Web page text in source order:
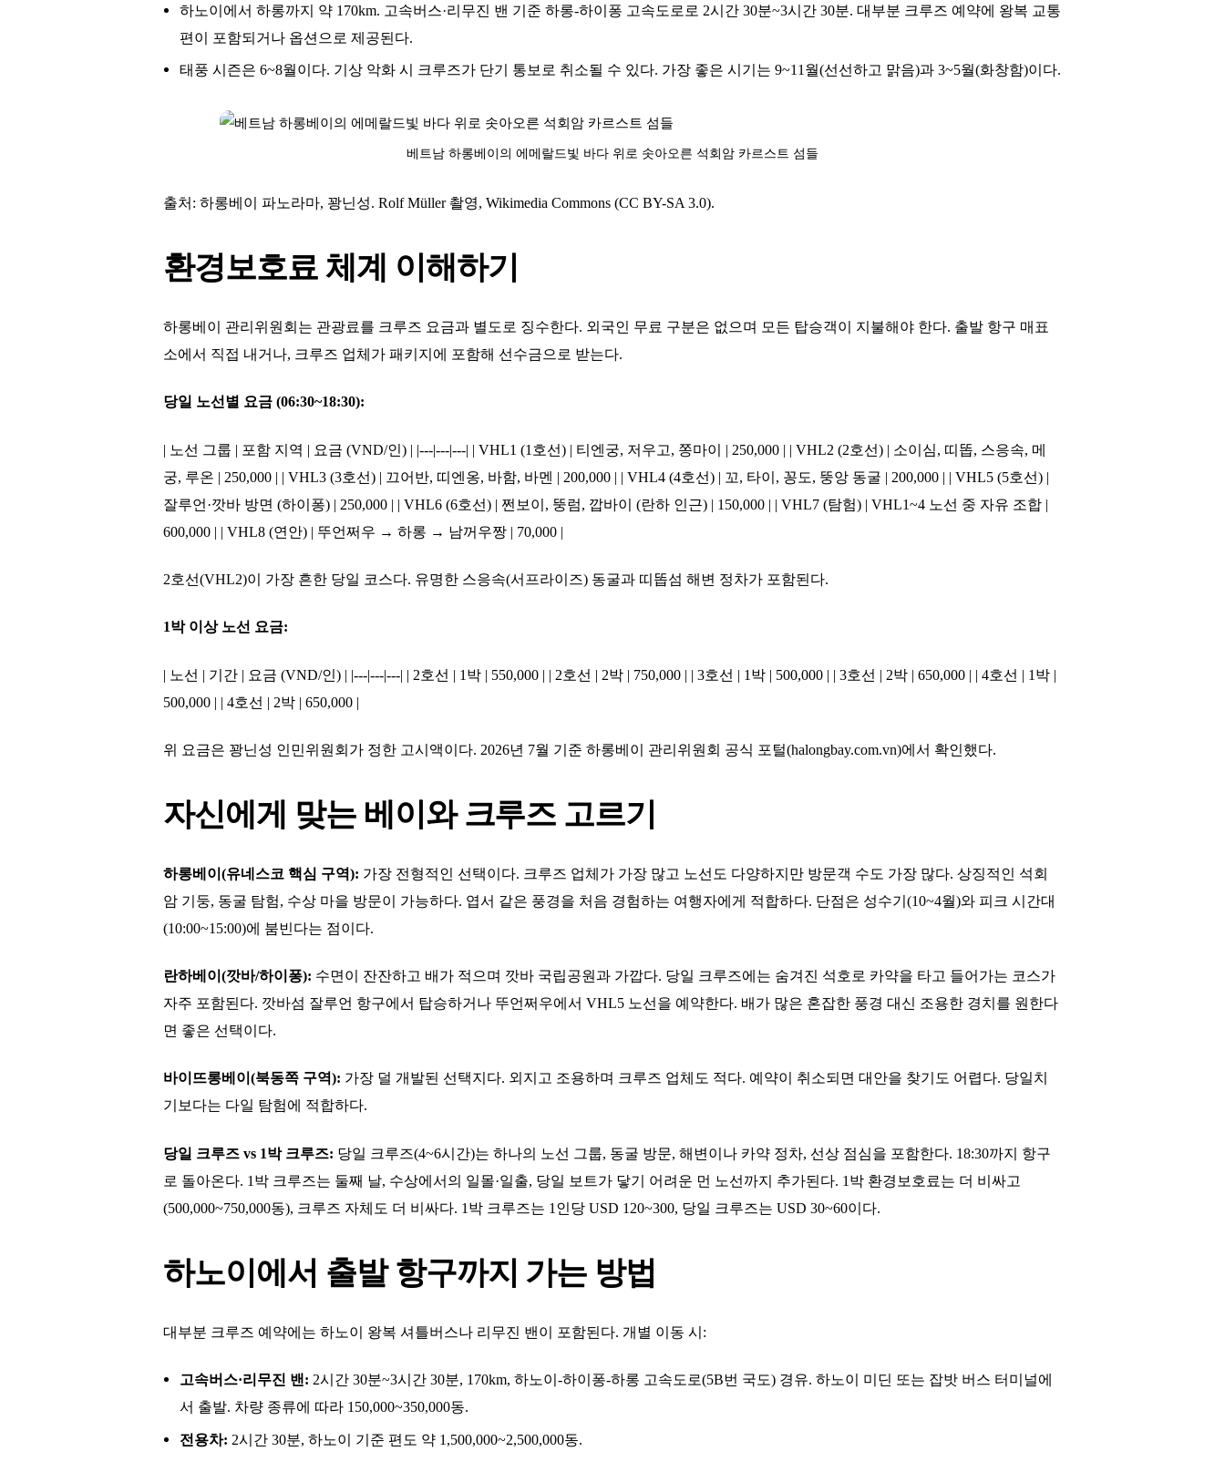
하노이에서 하롱까지 약 170km. 고속버스·리무진 밴 기준 하롱-하이퐁 고속도로로 2시간 30분~3시간 30분. 대부분 크루즈 예약에 왕복 교통
편이 포함되거나 옵션으로 제공된다.
태풍 시즌은 6~8월이다. 기상 악화 시 크루즈가 단기 통보로 취소될 수 있다. 가장 좋은 시기는 9~11월(선선하고 맑음)과 3~5월(화창함)이다.
베트남 하롱베이의 에메랄드빛 바다 위로 솟아오른 석회암 카르스트 섬들
출처: 하롱베이 파노라마, 꽝닌성. Rolf Müller 촬영, Wikimedia Commons (CC BY-SA 3.0).
환경보호료 체계 이해하기
하롱베이 관리위원회는 관광료를 크루즈 요금과 별도로 징수한다. 외국인 무료 구분은 없으며 모든 탑승객이 지불해야 한다. 출발 항구 매표
소에서 직접 내거나, 크루즈 업체가 패키지에 포함해 선수금으로 받는다.
당일 노선별 요금 (06:30~18:30):
| 노선 그룹 | 포함 지역 | 요금 (VND/인) | |---|---|---| | VHL1 (1호선) | 티엔궁, 저우고, 쫑마이 | 250,000 | | VHL2 (2호선) | 소이심, 띠똡, 스응속, 메
궁, 루온 | 250,000 | | VHL3 (3호선) | 끄어반, 띠엔옹, 바함, 바멘 | 200,000 | | VHL4 (4호선) | 꼬, 타이, 꽁도, 뚱앙 동굴 | 200,000 | | VHL5 (5호선) |
잘루언·깟바 방면 (하이퐁) | 250,000 | | VHL6 (6호선) | 쩐보이, 뚱럼, 깝바이 (란하 인근) | 150,000 | | VHL7 (탐험) | VHL1~4 노선 중 자유 조합 |
600,000 | | VHL8 (연안) | 뚜언쩌우 → 하롱 → 남꺼우짱 | 70,000 |
2호선(VHL2)이 가장 흔한 당일 코스다. 유명한 스응속(서프라이즈) 동굴과 띠똡섬 해변 정차가 포함된다.
1박 이상 노선 요금:
| 노선 | 기간 | 요금 (VND/인) | |---|---|---| | 2호선 | 1박 | 550,000 | | 2호선 | 2박 | 750,000 | | 3호선 | 1박 | 500,000 | | 3호선 | 2박 | 650,000 | | 4호선 | 1박 |
500,000 | | 4호선 | 2박 | 650,000 |
위 요금은 꽝닌성 인민위원회가 정한 고시액이다. 2026년 7월 기준 하롱베이 관리위원회 공식 포털(halongbay.com.vn)에서 확인했다.
자신에게 맞는 베이와 크루즈 고르기
하롱베이(유네스코 핵심 구역): 가장 전형적인 선택이다. 크루즈 업체가 가장 많고 노선도 다양하지만 방문객 수도 가장 많다. 상징적인 석회
암 기둥, 동굴 탐험, 수상 마을 방문이 가능하다. 엽서 같은 풍경을 처음 경험하는 여행자에게 적합하다. 단점은 성수기(10~4월)와 피크 시간대
(10:00~15:00)에 붐빈다는 점이다.
란하베이(깟바/하이퐁): 수면이 잔잔하고 배가 적으며 깟바 국립공원과 가깝다. 당일 크루즈에는 숨겨진 석호로 카약을 타고 들어가는 코스가
자주 포함된다. 깟바섬 잘루언 항구에서 탑승하거나 뚜언쩌우에서 VHL5 노선을 예약한다. 배가 많은 혼잡한 풍경 대신 조용한 경치를 원한다
면 좋은 선택이다.
바이뜨롱베이(북동쪽 구역): 가장 덜 개발된 선택지다. 외지고 조용하며 크루즈 업체도 적다. 예약이 취소되면 대안을 찾기도 어렵다. 당일치
기보다는 다일 탐험에 적합하다.
당일 크루즈 vs 1박 크루즈: 당일 크루즈(4~6시간)는 하나의 노선 그룹, 동굴 방문, 해변이나 카약 정차, 선상 점심을 포함한다. 18:30까지 항구
로 돌아온다. 1박 크루즈는 둘째 날, 수상에서의 일몰·일출, 당일 보트가 닿기 어려운 먼 노선까지 추가된다. 1박 환경보호료는 더 비싸고
(500,000~750,000동), 크루즈 자체도 더 비싸다. 1박 크루즈는 1인당 USD 120~300, 당일 크루즈는 USD 30~60이다.
하노이에서 출발 항구까지 가는 방법
대부분 크루즈 예약에는 하노이 왕복 셔틀버스나 리무진 밴이 포함된다. 개별 이동 시:
고속버스·리무진 밴: 2시간 30분~3시간 30분, 170km, 하노이-하이퐁-하롱 고속도로(5B번 국도) 경유. 하노이 미딘 또는 잡밧 버스 터미널에
서 출발. 차량 종류에 따라 150,000~350,000동.
전용차: 2시간 30분, 하노이 기준 편도 약 1,500,000~2,500,000동.